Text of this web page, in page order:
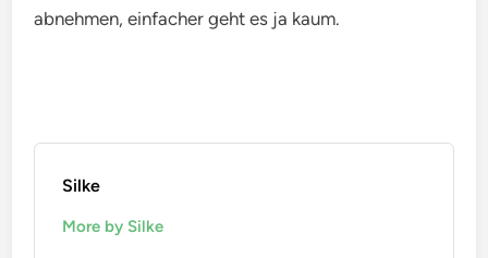
abnehmen, einfacher geht es ja kaum.
Silke
More by Silke